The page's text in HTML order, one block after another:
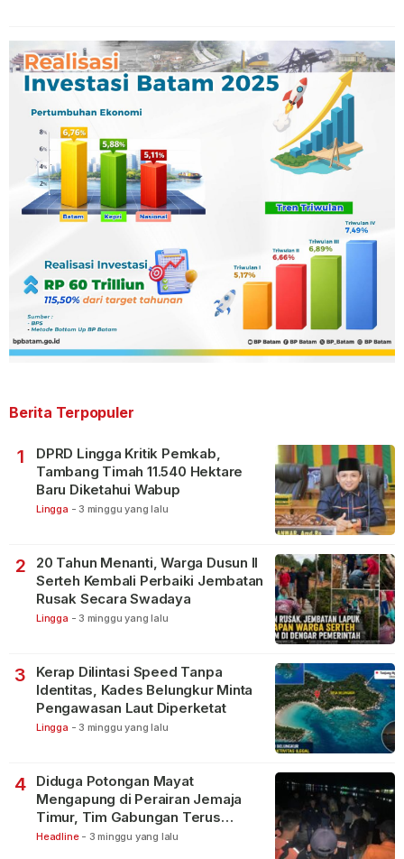
Berita Terpopuler
1
DPRD Lingga Kritik Pemkab,
Tambang Timah 11.540 Hektare
Baru Diketahui Wabup
Lingga - 3 minggu yang lalu
2
20 Tahun Menanti, Warga Dusun II
Serteh Kembali Perbaiki Jembatan
Rusak Secara Swadaya
Lingga - 3 minggu yang lalu
3
Kerap Dilintasi Speed Tanpa
Identitas, Kades Belungkur Minta
Pengawasan Laut Diperketat
Lingga - 3 minggu yang lalu
4
Diduga Potongan Mayat
Mengapung di Perairan Jemaja
Timur, Tim Gabungan Terus
Lakukan Pencarian
Headline - 3 minggu yang lalu